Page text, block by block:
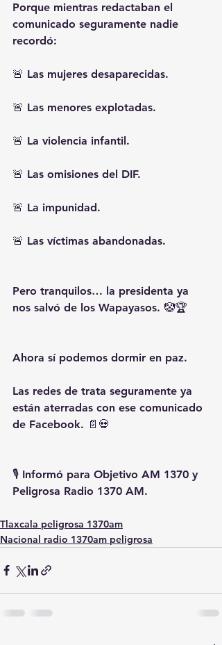
Porque mientras redactaban el
comunicado seguramente nadie
recordó:
🚨 Las mujeres desaparecidas.
🚨 Las menores explotadas.
🚨 La violencia infantil.
🚨 Las omisiones del DIF.
🚨 La impunidad.
🚨 Las víctimas abandonadas.
Pero tranquilos… la presidenta ya
nos salvó de los Wapayasos. 🤡🏆
Ahora sí podemos dormir en paz.
Las redes de trata seguramente ya
están aterradas con ese comunicado
de Facebook. 📄💀
🎙️ Informó para Objetivo AM 1370 y
Peligrosa Radio 1370 AM.
Tlaxcala peligrosa 1370am
Nacional radio 1370am peligrosa